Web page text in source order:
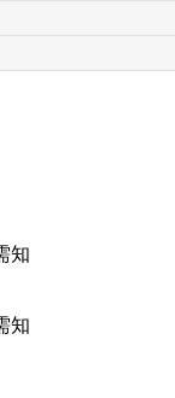
知
知